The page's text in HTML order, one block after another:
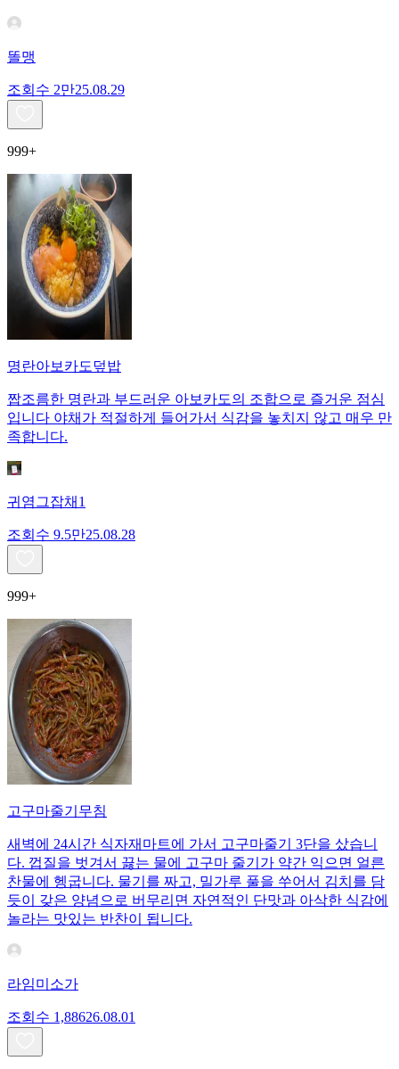
똘맹
조회수 2만25.08.29
999+
명란아보카도덮밥
짭조름한 명란과 부드러운 아보카도의 조합으로 즐거운 점심
입니다 야채가 적절하게 들어가서 식감을 놓치지 않고 매우 만
족합니다.
귀염그잡채1
조회수 9.5만25.08.28
999+
고구마줄기무침
새벽에 24시간 식자재마트에 가서 고구마줄기 3단을 샀습니
다. 껍질을 벗겨서 끓는 물에 고구마 줄기가 약간 익으면 얼른
찬물에 헹굽니다. 물기를 짜고, 밀가루 풀을 쑤어서 김치를 담
듯이 갖은 양념으로 버무리면 자연적인 단맛과 아삭한 식감에
놀라는 맛있는 반찬이 됩니다.
라임미소가
조회수 1,88626.08.01